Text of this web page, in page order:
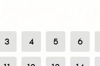
3 4 5 6